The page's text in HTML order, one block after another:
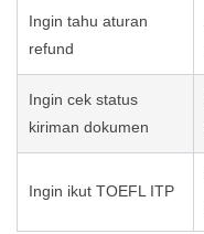
Ingin tahu aturan
refund
Ingin cek status
kiriman dokumen
Ingin ikut TOEFL ITP